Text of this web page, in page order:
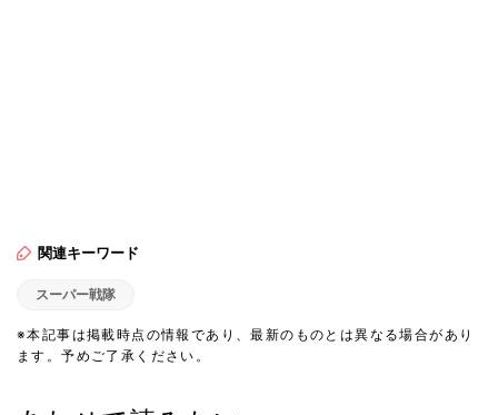
関連キーワード
スーパー戦隊
※本記事は掲載時点の情報であり、最新のものとは異なる場合があり
ます。予めご了承ください。